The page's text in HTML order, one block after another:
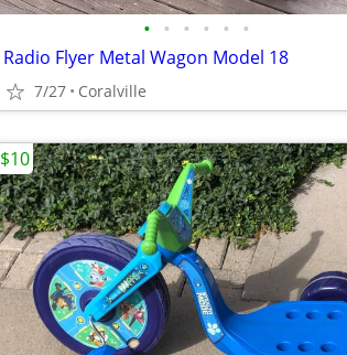
• • • • • •
Radio Flyer Metal Wagon Model 18
7/27 Coralville
$10